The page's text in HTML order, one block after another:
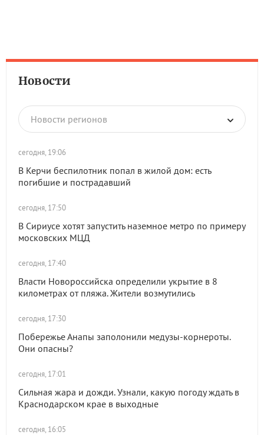
Новости
Новости регионов
сегодня, 19:06
В Керчи беспилотник попал в жилой дом: есть
погибшие и пострадавший
сегодня, 17:50
В Сириусе хотят запустить наземное метро по примеру
московских МЦД
сегодня, 17:40
Власти Новороссийска определили укрытие в 8
километрах от пляжа. Жители возмутились
сегодня, 17:30
Побережье Анапы заполонили медузы-корнероты.
Они опасны?
сегодня, 17:01
Сильная жара и дожди. Узнали, какую погоду ждать в
Краснодарском крае в выходные
сегодня, 16:05